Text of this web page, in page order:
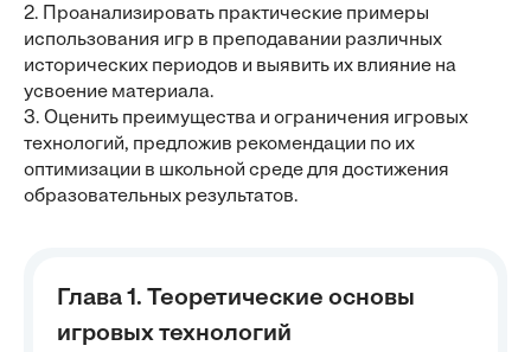
2. Проанализировать практические примеры
использования игр в преподавании различных
исторических периодов и выявить их влияние на
усвоение материала.
3. Оценить преимущества и ограничения игровых
технологий, предложив рекомендации по их
оптимизации в школьной среде для достижения
образовательных результатов.
Глава 1. Теоретические основы
игровых технологий